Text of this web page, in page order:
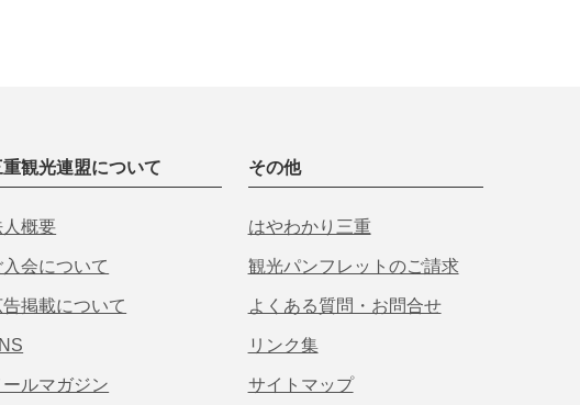
重観光連盟について
人概要
入会について
告掲載について
ールマガジン
その他
はやわかり三重
観光パンフレットのご請求
よくある質問・お問合せ
リンク集
サイトマップ